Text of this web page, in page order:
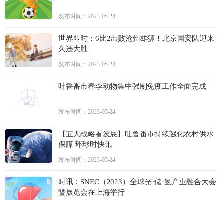
发布时间：2023-05-24
世界即时：6比2击败沧州雄狮！北京国安队迎来
久违大胜
发布时间：2023-05-24
吐鲁番市春季动物集中强制免疫工作全面完成
发布时间：2023-05-24
【五大战略看发展】吐鲁番市持续强化农村供水
保障 环球时快讯
发布时间：2023-05-24
时讯：SNEC（2023）全球光·储·氢产业融合大会
暨展览会在上海举行